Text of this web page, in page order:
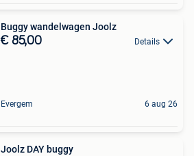
Buggy wandelwagen Joolz
€ 85,00 Details
Evergem 6 aug 26
Joolz DAY buggy